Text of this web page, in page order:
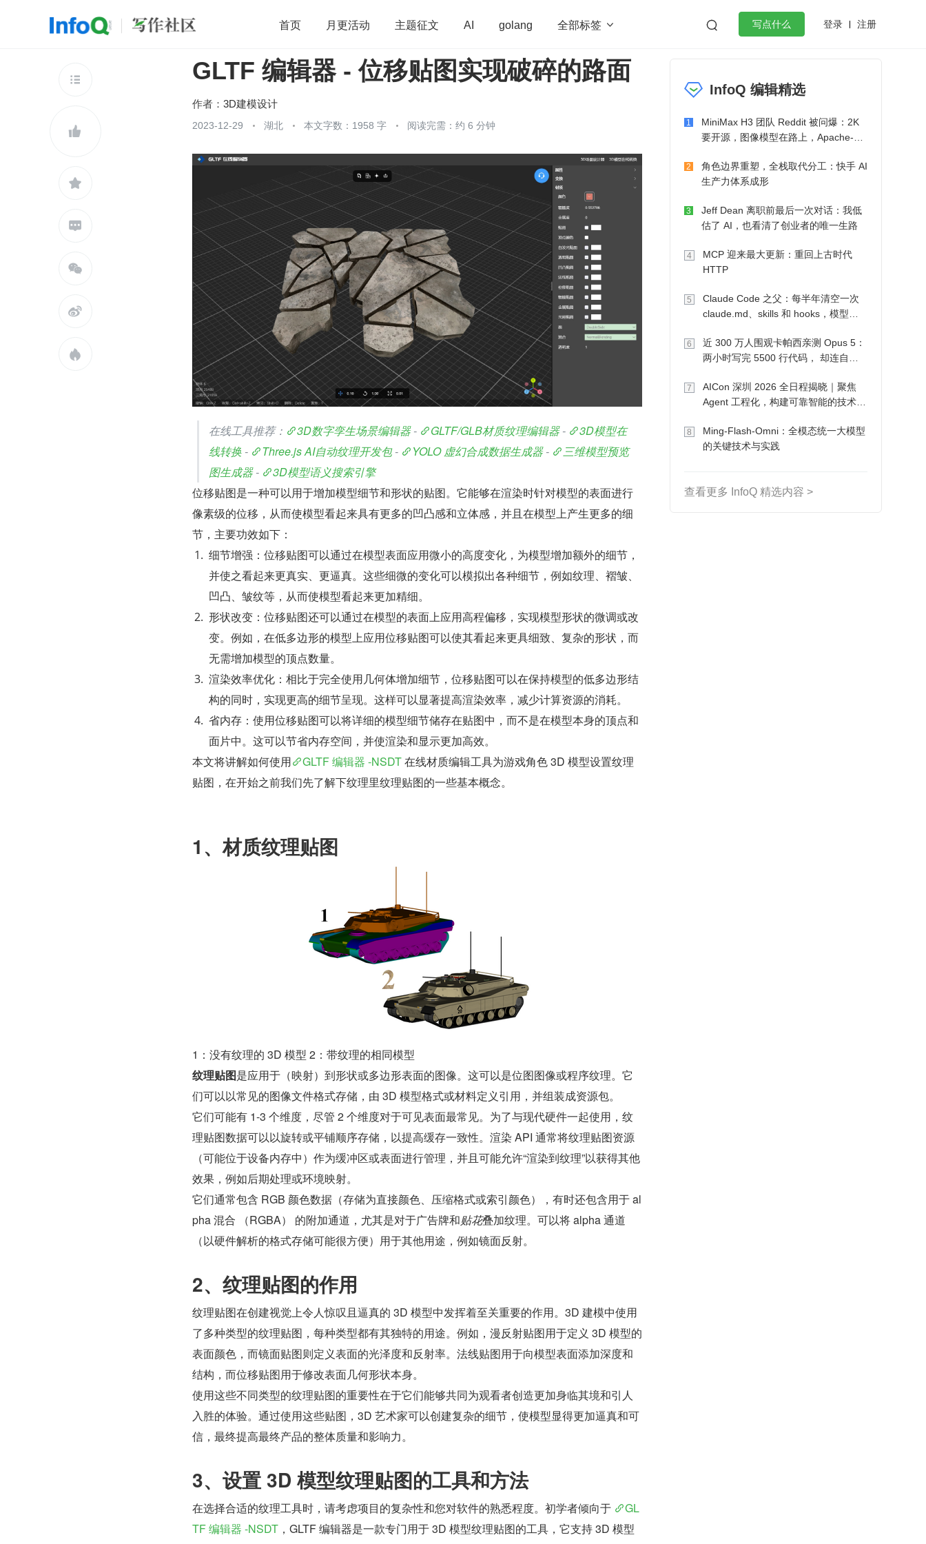
首页 月更活动 主题征文 AI golang 全部标签   写点什么 登录 注册
开源 架构 OpenHarmony 算法 学习方法 Web3.0 高效工作
团队管理 微服务架构 flutter
查看更多







GLTF 编辑器 - 位移贴图实现破碎的路面
作者： 3D建模设计
2023-12-29 湖北 本文字数：1958 字 阅读完需：约 6 分钟
在线工具推荐： 3D数字孪生场景编辑器 - GLTF/GLB材质纹理编辑器 -
3D模型在
线转换 - Three.js AI自动纹理开发包 - YOLO 虚幻合成数据生成器 -
三维模型预览
图生成器 -
3D模型语义搜索引擎
位移贴图是一种可以用于增加模型细节和形状的贴图。它能够在渲染时针对模型的表面进行
像素级的位移，从而使模型看起来具有更多的凹凸感和立体感，并且在模型上产生更多的细
节，主要功效如下：
细节增强：位移贴图可以通过在模型表面应用微小的高度变化，为模型增加额外的细节，
并使之看起来更真实、更逼真。这些细微的变化可以模拟出各种细节，例如纹理、褶皱、
凹凸、皱纹等，从而使模型看起来更加精细。
形状改变：位移贴图还可以通过在模型的表面上应用高程偏移，实现模型形状的微调或改
变。例如，在低多边形的模型上应用位移贴图可以使其看起来更具细致、复杂的形状，而
无需增加模型的顶点数量。
渲染效率优化：相比于完全使用几何体增加细节，位移贴图可以在保持模型的低多边形结
构的同时，实现更高的细节呈现。这样可以显著提高渲染效率，减少计算资源的消耗。
省内存：使用位移贴图可以将详细的模型细节储存在贴图中，而不是在模型本身的顶点和
面片中。这可以节省内存空间，并使渲染和显示更加高效。
本文将讲解如何使用
GLTF 编辑器 -NSDT 在线材质编辑工具为游戏角色 3D 模型设置纹理
贴图，在开始之前我们先了解下纹理里纹理贴图的一些基本概念。
1、材质纹理贴图
1：没有纹理的 3D 模型 2：带纹理的相同模型
纹理贴图是应用于（映射）到形状或多边形表面的图像。这可以是位图图像或程序纹理。它
们可以以常见的图像文件格式存储，由 3D 模型格式或材料定义引用，并组装成资源包。
它们可能有 1-3 个维度，尽管 2 个维度对于可见表面最常见。为了与现代硬件一起使用，纹
理贴图数据可以以旋转或平铺顺序存储，以提高缓存一致性。渲染 API 通常将纹理贴图资源
（可能位于设备内存中）作为缓冲区或表面进行管理，并且可能允许“渲染到纹理”以获得其他
效果，例如后期处理或环境映射。
它们通常包含 RGB 颜色数据（存储为直接颜色、压缩格式或索引颜色），有时还包含用于 al
pha 混合 （RGBA） 的附加通道，尤其是对于广告牌和贴花叠加纹理。可以将 alpha 通道
（以硬件解析的格式存储可能很方便）用于其他用途，例如镜面反射。
2、纹理贴图的作用
纹理贴图在创建视觉上令人惊叹且逼真的 3D 模型中发挥着至关重要的作用。3D 建模中使用
了多种类型的纹理贴图，每种类型都有其独特的用途。例如，漫反射贴图用于定义 3D 模型的
表面颜色，而镜面贴图则定义表面的光泽度和反射率。法线贴图用于向模型表面添加深度和
结构，而位移贴图用于修改表面几何形状本身。
使用这些不同类型的纹理贴图的重要性在于它们能够共同为观看者创造更加身临其境和引人
入胜的体验。通过使用这些贴图，3D 艺术家可以创建复杂的细节，使模型显得更加逼真和可
信，最终提高最终产品的整体质量和影响力。
3、设置 3D 模型纹理贴图的工具和方法
在选择合适的纹理工具时，请考虑项目的复杂性和您对软件的熟悉程度。初学者倾向于
GL
TF 编辑器 -NSDT ，GLTF 编辑器是一款专门用于 3D 模型纹理贴图的工具，它支持 3D 模型
InfoQ 编辑精选
1
MiniMax H3 团队 Reddit 被问爆：2K
要开源，图像模型在路上，Apache-2.0
2
角色边界重塑，全栈取代分工：快手 AI
生产力体系成形
3
Jeff Dean 离职前最后一次对话：我低
估了 AI，也看清了创业者的唯一生路
4
MCP 迎来最大更新：重回上古时代
HTTP
5
Claude Code 之父：每半年清空一次
claude.md、skills 和 hooks，模型自
6
近 300 万人围观卡帕西亲测 Opus 5：
两小时写完 5500 行代码， 却连自己
7
AICon 深圳 2026 全日程揭晓｜聚焦
Agent 工程化，构建可靠智能的技术路
8
Ming-Flash-Omni：全模态统一大模型
的关键技术与实践
查看更多 InfoQ 精选内容 >